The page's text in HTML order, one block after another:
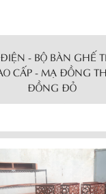
- BỘ BÀN GHẾ
CẤP - MẠ ĐỒNG
ĐỒNG ĐỎ
Chi tiết